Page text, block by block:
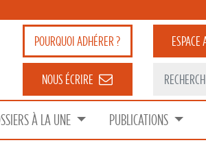
POURQUOIADHÉRER ? ESPACE
NOUS ÉCRIRE
À LA UNE PUBLICATIONS